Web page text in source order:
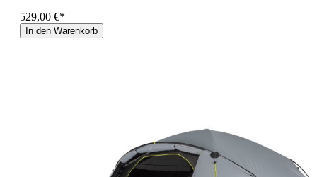
529,00 €*
In den Warenkorb